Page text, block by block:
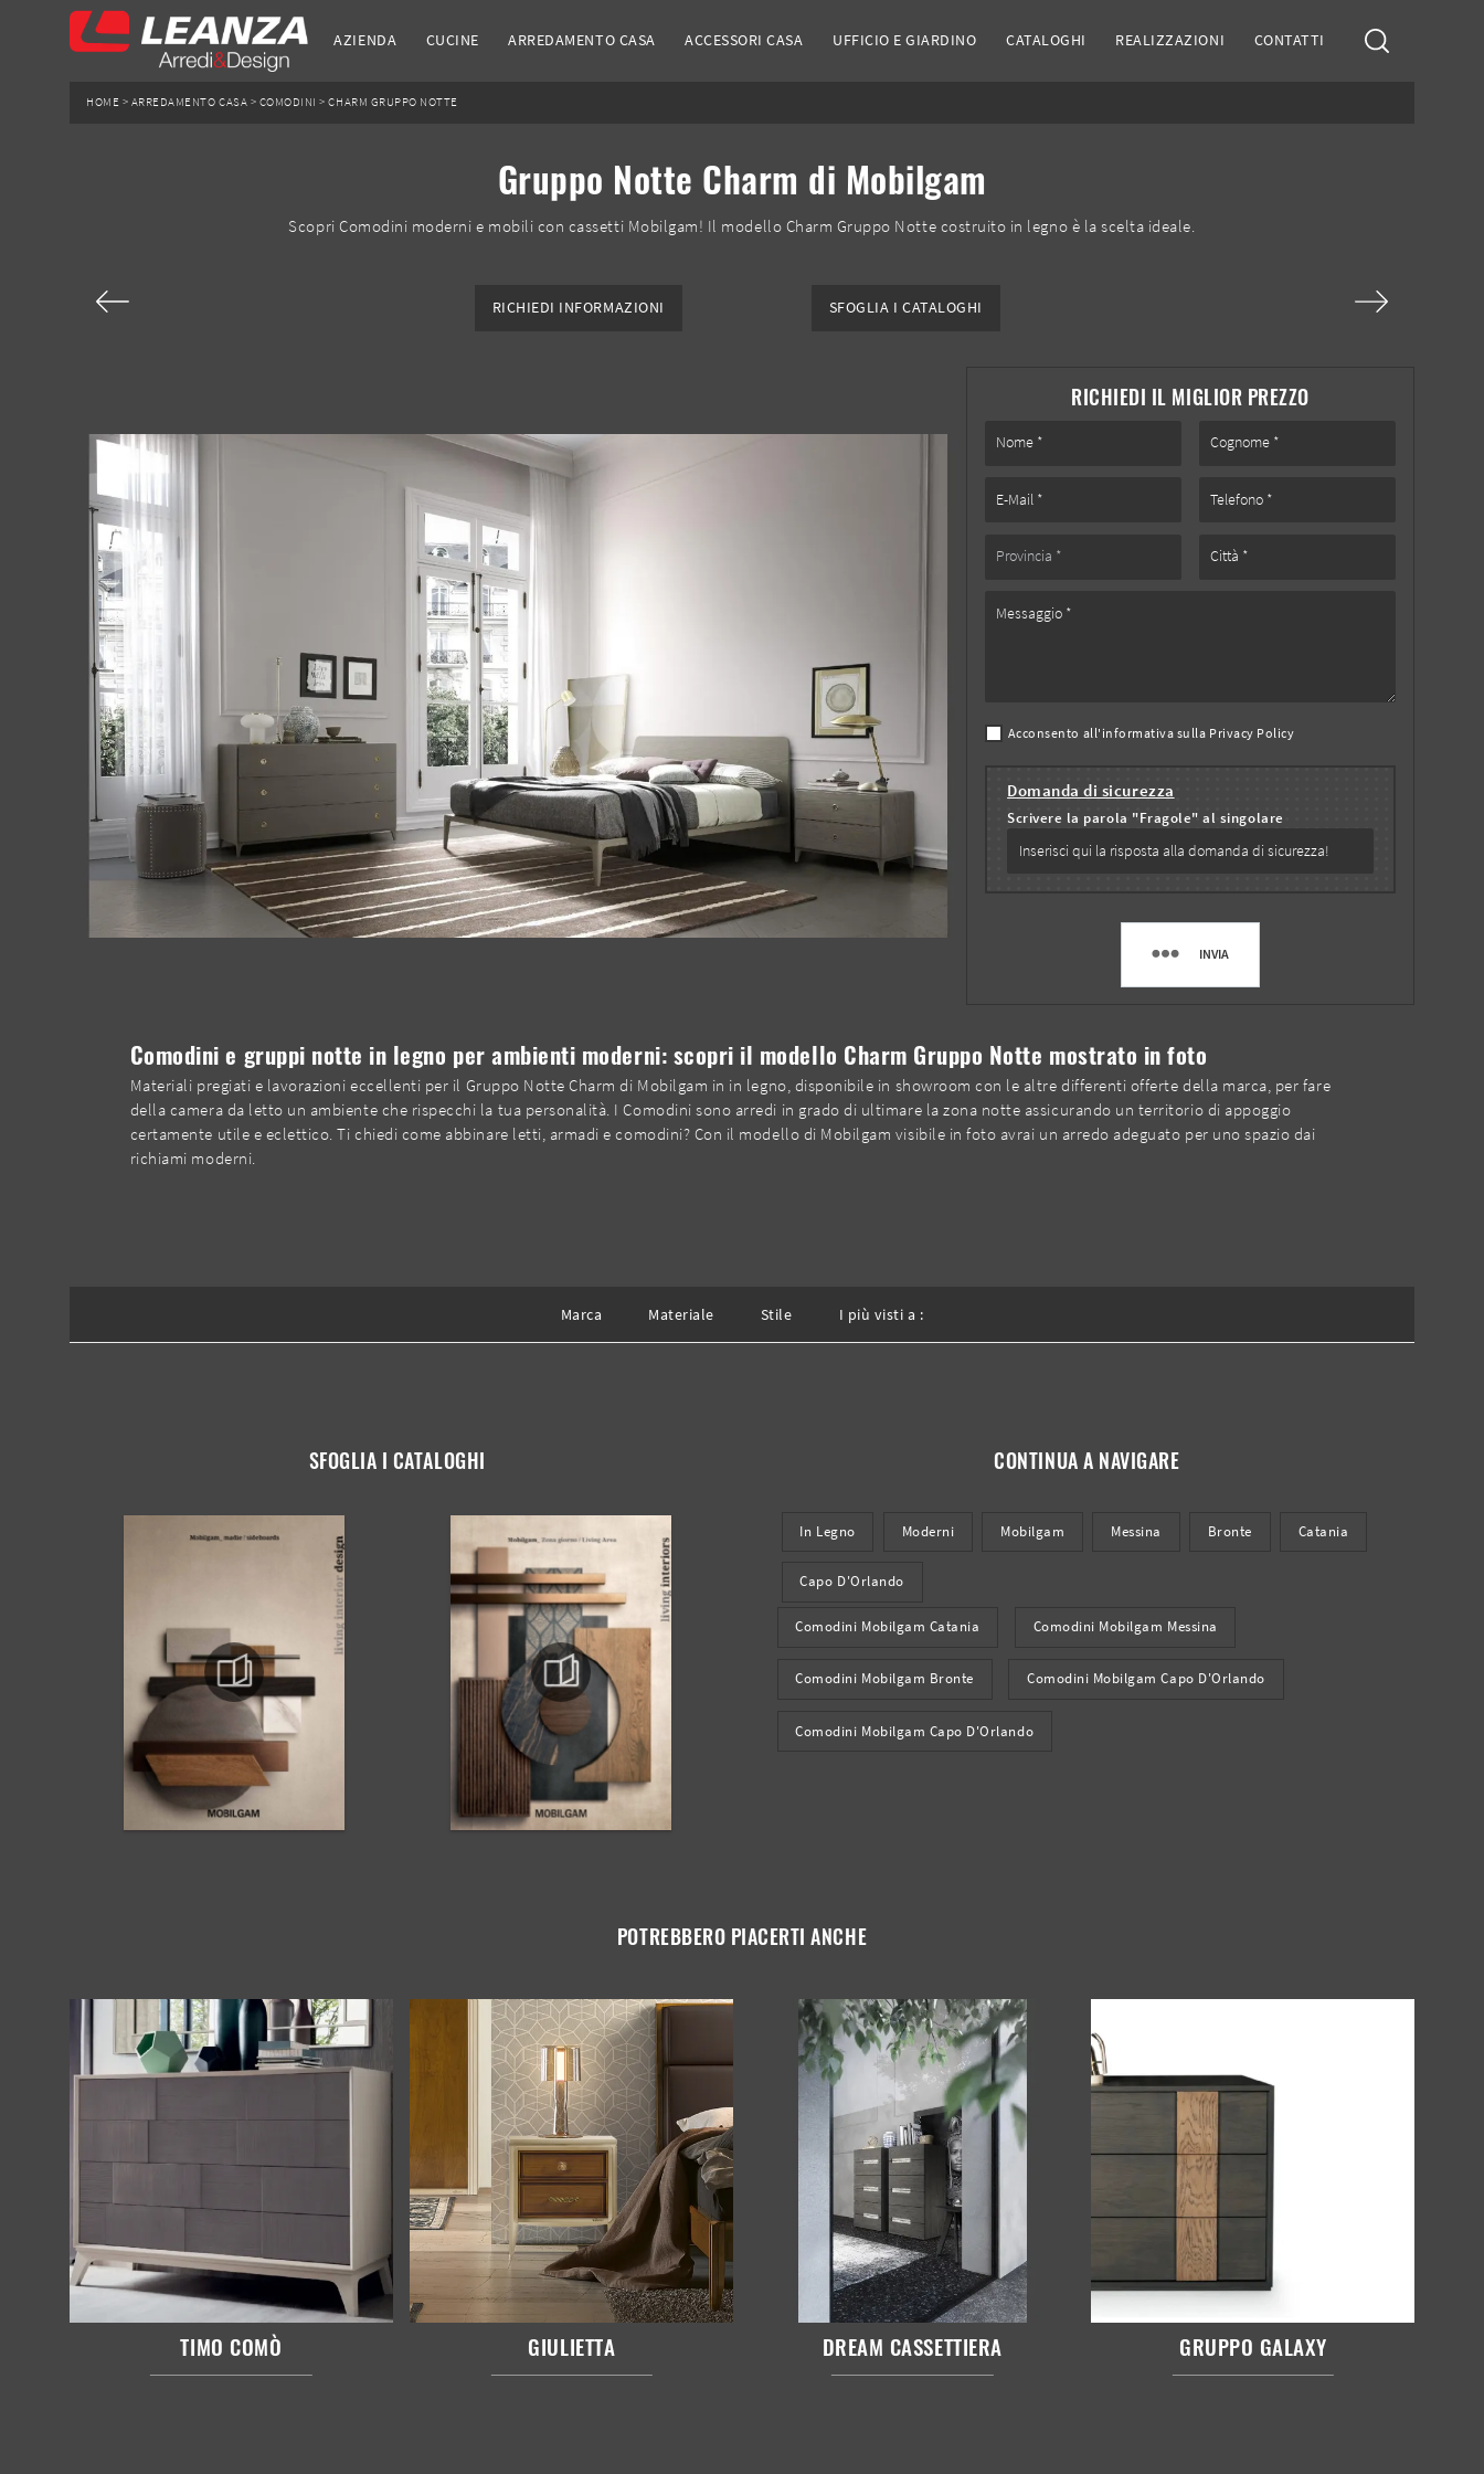
AZIENDA CUCINE ARREDAMENTO CASA ACCESSORI CASA UFFICIO E GIARDINO CATALOGHI REALIZZAZIONI CONTATTI
HOME > ARREDAMENTO CASA > COMODINI >CHARM GRUPPO NOTTE
Gruppo Notte Charm di Mobilgam
Scopri Comodini moderni e mobili con cassetti Mobilgam! Il modello Charm Gruppo Notte costruito in legno è la scelta ideale.
RICHIEDI INFORMAZIONI SFOGLIA I CATALOGHI
RICHIEDI IL MIGLIOR PREZZO
Acconsento all'informativa sulla Privacy Policy
Domanda di sicurezza
Scrivere la parola "Fragole" al singolare
INVIA
Comodini e gruppi notte in legno per ambienti moderni: scopri il modello Charm Gruppo Notte mostrato in foto
Materiali pregiati e lavorazioni eccellenti per il Gruppo Notte Charm di Mobilgam in in legno, disponibile in showroom con le altre differenti offerte della marca, per fare
della camera da letto un ambiente che rispecchi la tua personalità. I Comodini sono arredi in grado di ultimare la zona notte assicurando un territorio di appoggio
certamente utile e eclettico. Ti chiedi come abbinare letti, armadi e comodini? Con il modello di Mobilgam visibile in foto avrai un arredo adeguato per uno spazio dai
richiami moderni.
Marca Materiale Stile I più visti a :
SFOGLIA I CATALOGHI CONTINUA A NAVIGARE
In Legno Moderni Mobilgam Messina Bronte Catania
Capo D'Orlando
Comodini Mobilgam Catania Comodini Mobilgam Messina
Comodini Mobilgam Bronte Comodini Mobilgam Capo D'Orlando
Comodini Mobilgam Capo D'Orlando
POTREBBERO PIACERTI ANCHE
TIMO COMÒ GIULIETTA DREAM CASSETTIERA GRUPPO GALAXY